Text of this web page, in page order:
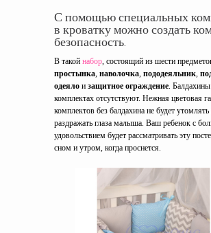
С помощью специальных
в кроватку можно создать
безопасность.
В такой набор, состоящий из шести
простынка, наволочка, пододеяльник,
одеяло и защитное ограждение.
комплектах отсутствуют. Нежная цветовая
комплектов без балдахина не будет утомлять
раздражать глаза малыша. Ваш ребенок с
удовольствием будет рассматривать эту
сном и утром, когда проснется.